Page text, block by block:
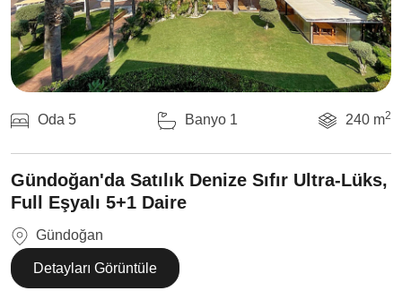
Oda 5 Banyo 1 240 m2
Gündoğan'da Satılık Denize Sıfır Ultra-Lüks,
Full Eşyalı 5+1 Daire
Gündoğan
Detayları Görüntüle